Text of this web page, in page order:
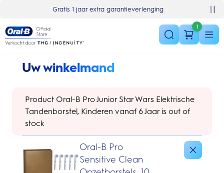
Gratis 1 jaar extra garantieverlenging
1
Uw winkelmand
Product Oral-B Pro Junior Star Wars Elektrische
Tandenborstel, Kinderen vanaf 6 Jaar is out of
stock
Oral-B Pro
Sensitive Clean